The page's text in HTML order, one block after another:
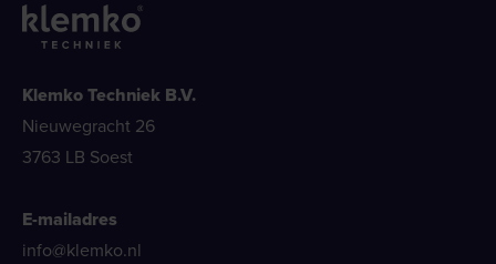
Klemko Techniek B.V.
Nieuwegracht 26
3763 LB Soest
E-mailadres
info@klemko.nl